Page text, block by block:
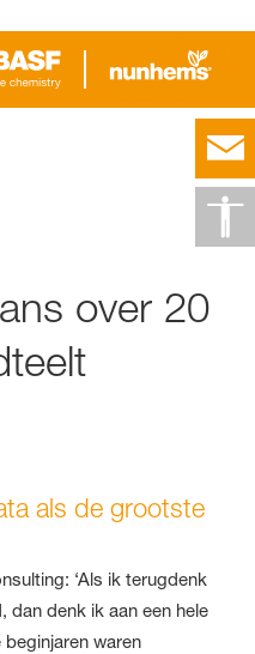
over 20
als de grootste
‘Als ik terugdenk
dan denk ik aan een hele
beginjaren waren